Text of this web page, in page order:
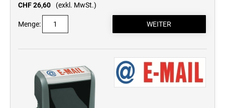
CHF 26,60
(exkl. MwSt.)
Menge: